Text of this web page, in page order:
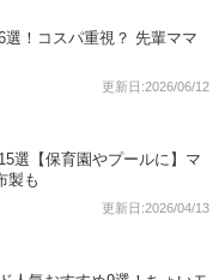
！コスパ重視？ 先輩ママ
更新日:2026/06/12
選【保育園やプールに】マ
製も
更新日:2026/04/13